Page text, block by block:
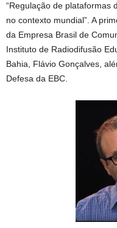
“Regulação de plataformas
no contexto mundial”. A
da Empresa Brasil de
Instituto de Radiodifusão
Bahia, Flávio Gonçalves,
Defesa da EBC.